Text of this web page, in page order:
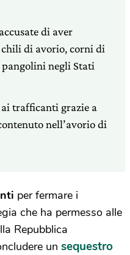
di aver
di avorio, corni di
negli Stati
trafficanti grazie a
nell’avorio di
per fermare i
che ha permesso alle
Repubblica
un sequestro